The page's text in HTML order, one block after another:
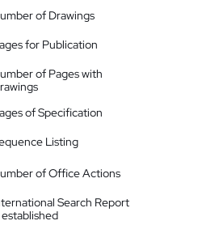
of Drawings
for Publication
of Pages with
of Specification
Listing
of Office Actions
Search Report
established